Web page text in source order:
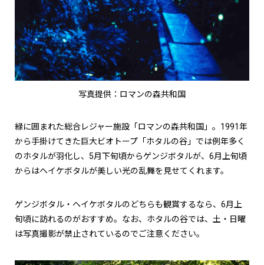
写真提供：ロマンの森共和国
緑に囲まれた総合レジャー施設「ロマンの森共和国」。1991年
から手掛けてきた巨大ビオトープ「ホタルの谷」では例年多く
のホタルが羽化し、5月下旬頃からゲンジボタルが、6月上旬頃
からはヘイケボタルが美しい光の乱舞を見せてくれます。
ゲンジボタル・ヘイケボタルのどちらも観賞するなら、6月上
旬頃に訪れるのがおすすめ。なお、ホタルの谷では、土・日曜
は写真撮影が禁止されているのでご注意ください。